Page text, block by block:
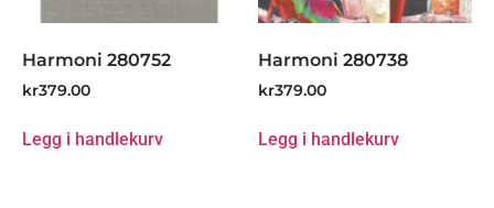
Harmoni 280752
kr379.00
Legg i handlekurv
Harmoni 280738
kr379.00
Legg i handlekurv